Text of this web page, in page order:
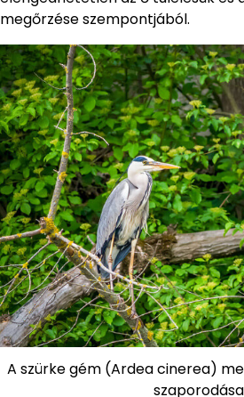
megőrzése szempontjából.
A szürke gém (Ardea cinerea)
szaporodása